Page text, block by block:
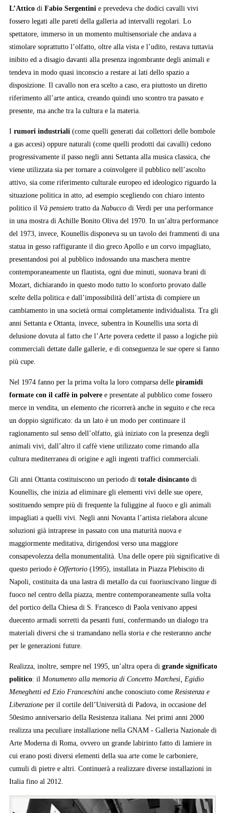
L’Atticodi Fabio Sergentini e prevedeva che dodici cavalli vivi
fossero legati alle pareti della galleria ad intervalli regolari. Lo
spettatore, immerso in un momento multisensoriale che andava a
stimolare soprattutto l’olfatto, oltre alla vista e l’udito, restava tuttavia
inibito ed a disagio davanti alla presenza ingombrante degli animali e
tendeva in modo quasi inconscio a restare ai lati dello spazio a
disposizione. Il cavallo non era scelto a caso, era piuttosto un diretto
riferimento all’arte antica, creando quindi uno scontro tra passato e
presente, ma anche tra la cultura e la materia.
I rumori industriali (come quelli generati dai collettori delle bombole
a gas accesi) oppure naturali (come quelli prodotti dai cavalli) cedono
progressivamente il passo negli anni Settanta alla musica classica, che
viene utilizzata sia per tornare a coinvolgere il pubblico nell’ascolto
attivo, sia come riferimento culturale europeo ed ideologico riguardo la
situazione politica in atto, ad esempio scegliendo con chiaro intento
politico il Và pensiero tratto da Nabucco di Verdi per una performance
in una mostra di Achille Bonito Oliva del 1970. In un’altra performance
del 1973, invece, Kounellis disponeva su un tavolo dei frammenti di una
statua in gesso raffigurante il dio greco Apollo e un corvo impagliato,
presentandosi poi al pubblico indossando una maschera mentre
contemporaneamente un flautista, ogni due minuti, suonava brani di
Mozart, dichiarando in questo modo tutto lo sconforto provato dalle
scelte della politica e dall’impossibilità dell’artista di compiere un
cambiamento in una società ormai completamente individualista. Tra gli
anni Settanta e Ottanta, invece, subentra in Kounellis una sorta di
delusione dovuta al fatto che l’Arte povera cedette il passo a logiche più
commerciali dettate dalle gallerie, e di conseguenza le sue opere si fanno
più cupe.
Nel 1974 fanno per la prima volta la loro comparsa delle piramidi
formate con il caffè in polveree presentate al pubblico come fossero
merce in vendita, un elemento che ricorrerà anche in seguito e che reca
un doppio significato: da un lato è un modo per continuare il
ragionamento sul senso dell’olfatto, già iniziato con la presenza degli
animali vivi, dall’altro il caffè viene utilizzato come rimando alla
cultura mediterranea di origine e agli ingenti traffici commerciali.
Gli anni Ottanta costituiscono un periodo di totale disincantodi
Kounellis, che inizia ad eliminare gli elementi vivi delle sue opere,
sostituendo sempre più di frequente la fuliggine al fuoco e gli animali
impagliati a quelli vivi. Negli anni Novanta l’artista rielabora alcune
soluzioni già intraprese in passato con una maturità nuova e
maggiormente meditativa, dirigendosi verso una maggiore
consapevolezza della monumentalità. Una delle opere più significative di
questo periodo è Offertorio (1995), installata in Piazza Plebiscito di
Napoli, costituita da una lastra di metallo da cui fuoriuscivano lingue di
fuoco nel centro della piazza, mentre contemporaneamente sulla volta
del portico della Chiesa di S. Francesco di Paola venivano appesi
duecento armadi sorretti da pesanti funi, confermando un dialogo tra
materiali diversi che si tramandano nella storia e che resteranno anche
per le generazioni future.
Realizza, inoltre, sempre nel 1995, un’altra opera di grande significato
politico: il Monumento alla memoria di Concetto Marchesi, Egidio
Meneghetti ed Ezio Franceschinianche conosciuto come Resistenza e
Liberazione per il cortile dell’Università di Padova, in occasione del
50esimo anniversario della Resistenza italiana. Nei primi anni 2000
realizza una peculiare installazione nella GNAM - Galleria Nazionale di
Arte Moderna di Roma, ovvero un grande labirinto fatto di lamiere in
cui erano posti diversi elementi della sua arte come le carboniere,
cumuli di pietre e altri. Continuerà a realizzare diverse installazioni in
Italia fino al 2012.